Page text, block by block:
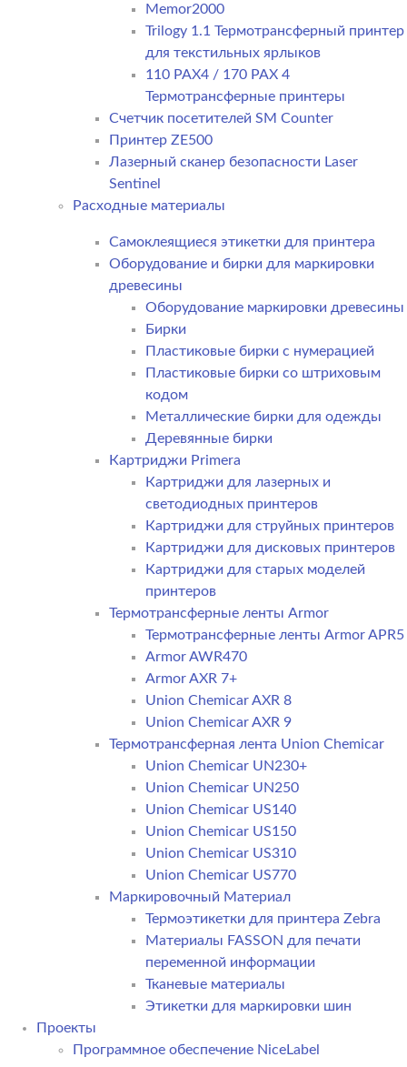
Memor2000
Trilogy 1.1 Термотрансферный принтер
для текстильных ярлыков
110 PAX4 / 170 PAX 4
Термотрансферные принтеры
Счетчик посетителей SM Counter
Принтер ZE500
Лазерный сканер безопасности Laser
Sentinel
Расходные материалы
Самоклеящиеся этикетки для принтера
Оборудование и бирки для маркировки
древесины
Оборудование маркировки древесины
Бирки
Пластиковые бирки с нумерацией
Пластиковые бирки со штриховым
кодом
Металлические бирки для одежды
Деревянные бирки
Картриджи Primera
Картриджи для лазерных и
светодиодных принтеров
Картриджи для струйных принтеров
Картриджи для дисковых принтеров
Картриджи для старых моделей
принтеров
Термотрансферные ленты Armor
Термотрансферные ленты Armor APR5
Armor AWR470
Armor AXR 7+
Union Chemicar AXR 8
Union Chemicar AXR 9
Термотрансферная лента Union Chemicar
Union Chemicar UN230+
Union Chemicar UN250
Union Chemicar US140
Union Chemicar US150
Union Chemicar US310
Union Chemicar US770
Маркировочный Материал
Термоэтикетки для принтера Zebra
Материалы FASSON для печати
переменной информации
Тканевые материалы
Этикетки для маркировки шин
Проекты
Программное обеспечение NiceLabel